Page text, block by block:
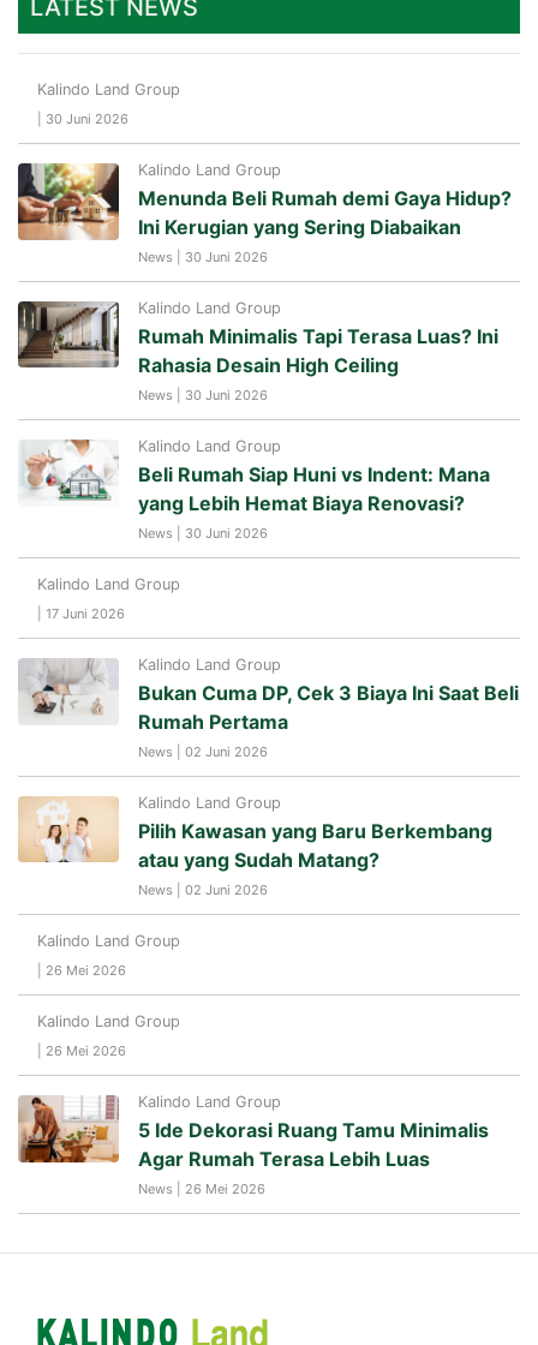
LATEST NEWS
Kalindo Land Group
| 30 Juni 2026
Kalindo Land Group
Menunda Beli Rumah demi Gaya Hidup?
Ini Kerugian yang Sering Diabaikan
News | 30 Juni 2026
Kalindo Land Group
Rumah Minimalis Tapi Terasa Luas? Ini
Rahasia Desain High Ceiling
News | 30 Juni 2026
Kalindo Land Group
Beli Rumah Siap Huni vs Indent: Mana
yang Lebih Hemat Biaya Renovasi?
News | 30 Juni 2026
Kalindo Land Group
| 17 Juni 2026
Kalindo Land Group
Bukan Cuma DP, Cek 3 Biaya Ini Saat Beli
Rumah Pertama
News | 02 Juni 2026
Kalindo Land Group
Pilih Kawasan yang Baru Berkembang
atau yang Sudah Matang?
News | 02 Juni 2026
Kalindo Land Group
| 26 Mei 2026
Kalindo Land Group
| 26 Mei 2026
Kalindo Land Group
5 Ide Dekorasi Ruang Tamu Minimalis
Agar Rumah Terasa Lebih Luas
News | 26 Mei 2026